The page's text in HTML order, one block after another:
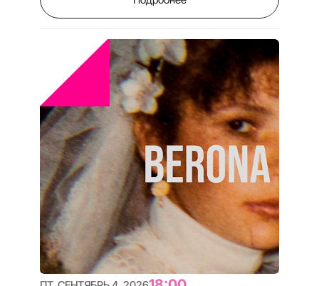
ПТ, СЕНТЯБРЬ 4, 2026 20:00
АНГЕЛЬСКИЙ ЧИН
КЦ «ОКТЯБРЬ» ЗАЛ №8
99 МИН
Пять веков за закрытыми дверями: будни
сестёр Новодевичьего монастыря
ДОК СТАНЦИЯ
Купить билет
Подробнее